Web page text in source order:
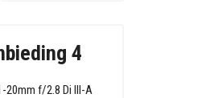
4
20mm f/2.8 Di III-A